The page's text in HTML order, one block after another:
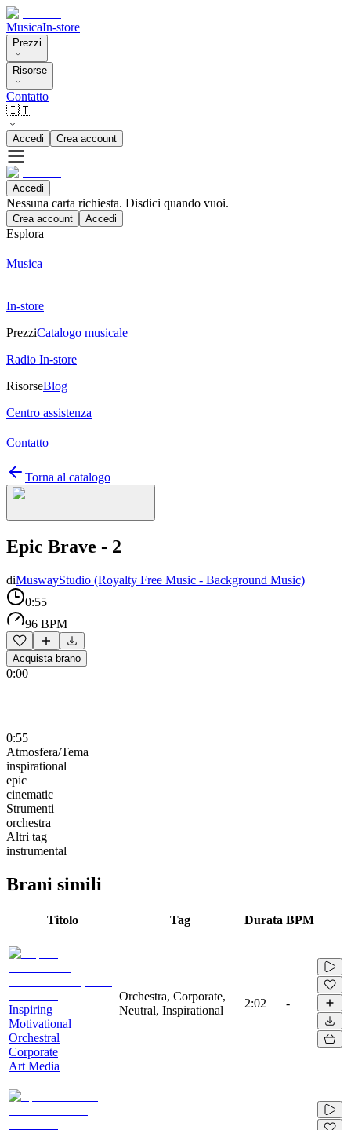
MusicaIn-store
Prezzi
Risorse
Contatto
🇮🇹
Accedi Crea account
Accedi
Nessuna carta richiesta. Disdici quando vuoi.
Crea account Accedi
Esplora
Musica
In-store
PrezziCatalogo musicale
Radio In-store
RisorseBlog
Centro assistenza
Contatto
Torna al catalogo
Epic Brave - 2
diMuswayStudio (Royalty Free Music - Background Music)
0:55
96 BPM
Acquista brano
0:00
0:55
Atmosfera/Tema
inspirational
epic
cinematic
Strumenti
orchestra
Altri tag
instrumental
Brani simili
Titolo Tag Durata BPM
Inspiring
Motivational
Orchestral
Corporate
Art Media
Orchestra, Corporate,
Neutral, Inspirational
2:02 -